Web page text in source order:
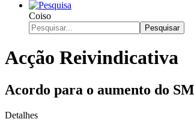
Coiso
Pesquisar
Acção Reivindicativa
Acordo para o aumento do
Detalhes